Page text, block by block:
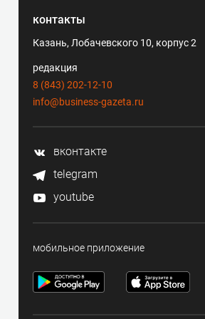
контакты
Казань, Лобачевского 10, корпус 2
редакция
8 (843) 202-12-10
info@business-gazeta.ru
вконтакте
telegram
youtube
мобильное приложение